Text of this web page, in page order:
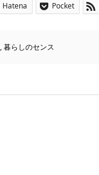
Hatena Pocket
,暮らしのセンス